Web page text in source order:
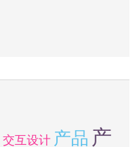
交互设计 产品 产